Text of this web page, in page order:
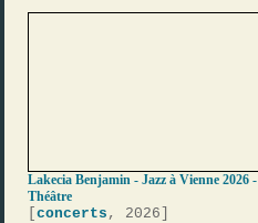
Lakecia Benjamin - Jazz à Vienne 2026 -
Théâtre
[concerts , 2026]